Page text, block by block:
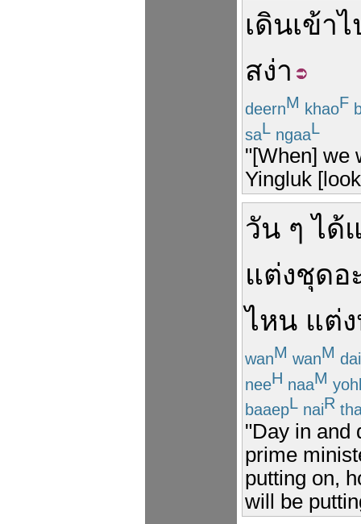
เดินเข้า
สง่า
deernM khaoF
saL ngaaL
"[When] we
Yingluk
วัน ๆ ได้
แต่งชุดอ
ไหน แต่
wanM wanM dai
neeH naaM
baaepL naiR
"Day in and
prime
putting on,
will be